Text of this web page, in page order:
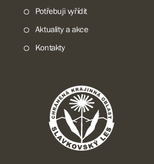
Potřebuji vyřídit
Aktuality a akce
Kontakty